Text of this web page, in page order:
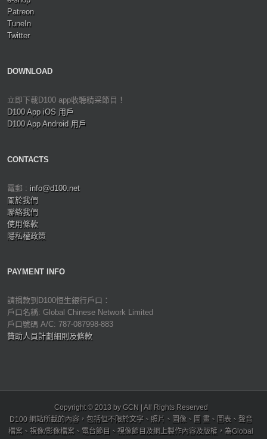
Patreon
TuneIn
Twitter
DOWNLOAD
立即下載D100 app收聽精采節目！
D100 App iOS 用戶
D100 App Android 用戶
CONTACTS
電郵 : info@d100.net
關於我們
聯絡我們
使用條款
隱私權政策
PAYMENT INFO
請捐款到D100恒生銀行戶口：
戶口名稱: Global Chinese Network Limited
戶口號碼 A/C: 787-087998-883
贊助人員計劃細則及條款
Copyright © 2013 by GCN | All Rights Reserved
D100 網站所載的內容，包括但不限於文字、照片、圖像、圖 畫、圖表、聲音
檔案、視像/影像檔案、電台節目、視像節目及網上製作內容及版權，為Global